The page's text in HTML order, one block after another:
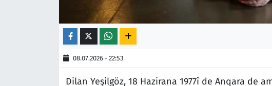
08.07.2026 - 22:53
Dilan Yeşilgöz, 18 Hazirana 1977î de Anqara de